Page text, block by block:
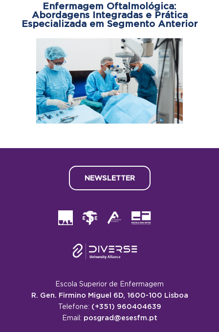
Enfermagem Oftalmológica:
Abordagens Integradas e Prática
Especializada em Segmento Anterior
NEWSLETTER
Escola Superior de Enfermagem
R. Gen. Firmino Miguel 6D, 1600-100 Lisboa
Telefone: (+351) 960404639
Email: posgrad@esesfm.pt